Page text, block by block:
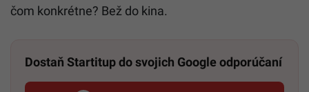
čom konkrétne? Bež do kina.
Dostaň Startitup do svojich Google odporúčaní